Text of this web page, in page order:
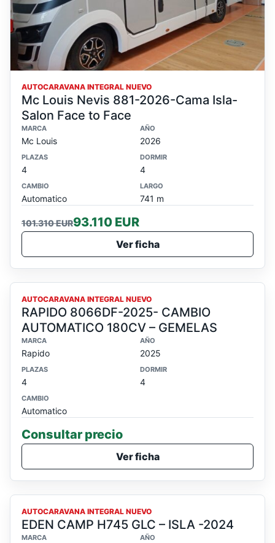
AUTOCARAVANA INTEGRAL NUEVO
Mc Louis Nevis 881-2026-Cama Isla-
Salon Face to Face
MARCA
Mc Louis
AÑO
2026
PLAZAS
4
DORMIR
4
CAMBIO
Automatico
LARGO
741 m
101.310 EUR93.110 EUR
Ver ficha
VENDIDO
AUTOCARAVANA INTEGRAL NUEVO
RAPIDO 8066DF-2025- CAMBIO
AUTOMATICO 180CV – GEMELAS
MARCA
Rapido
AÑO
2025
PLAZAS
4
DORMIR
4
CAMBIO
Automatico
Consultar precio
Ver ficha
AUTOCARAVANA INTEGRAL NUEVO
EDEN CAMP H745 GLC – ISLA -2024
MARCA AÑO